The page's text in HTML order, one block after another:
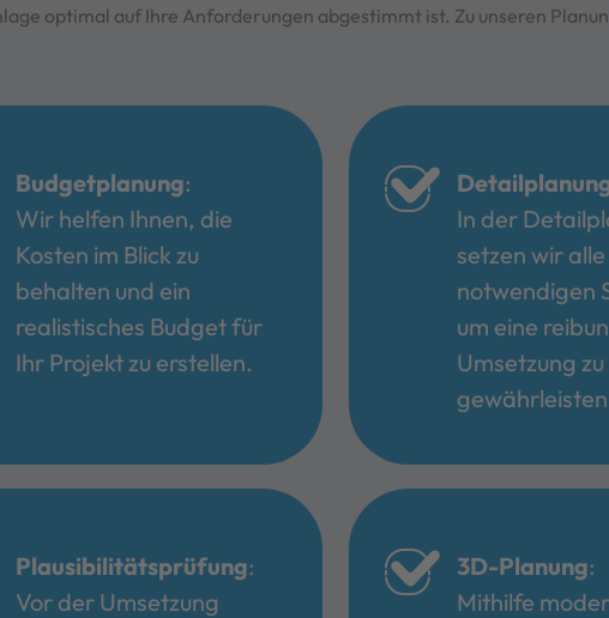
optimal auf Ihre Anforderungen abgestimmt ist. Zu unseren
Budgetplanung:
Wir helfen Ihnen, die
Kosten im Blick zu
behalten und ein
realistisches Budget für
Ihr Projekt zu erstellen.
In der
setzen wir alle
notwendigen
um eine
Umsetzung zu
Plausibilitätsprüfung:
Vor der Umsetzung
3D-Planung:
Mithilfe